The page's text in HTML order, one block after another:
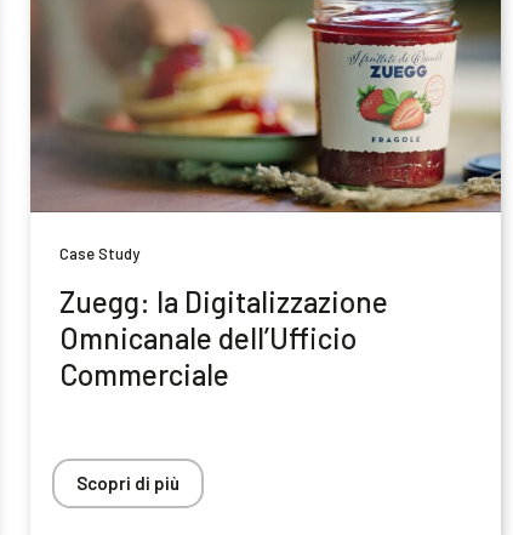
Case Study
Zuegg: la Digitalizzazione
Omnicanale dell’Ufficio
Commerciale
Scopri di più